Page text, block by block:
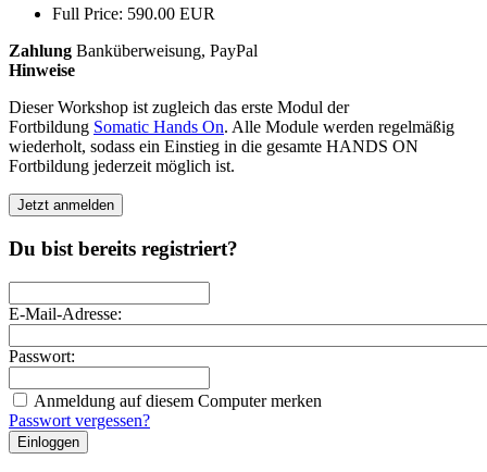
Full Price: 590.00 EUR
Zahlung Banküberweisung, PayPal
Hinweise
Dieser Workshop ist zugleich das erste Modul der
Fortbildung Somatic Hands On. Alle Module werden regelmäßig
wiederholt, sodass ein Einstieg in die gesamte HANDS ON
Fortbildung jederzeit möglich ist.
Jetzt anmelden
Du bist bereits registriert?
E-Mail-Adresse:
Passwort:
Anmeldung auf diesem Computer merken
Passwort vergessen?